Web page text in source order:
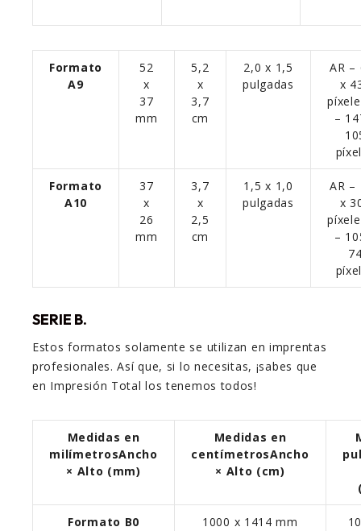
Formato
A9
52
x
37
mm
5,2
x
3,7
cm
2,0 x 1,5
pulgadas
AR –
x
–
Formato
A10
37
x
26
mm
3,7
x
2,5
cm
1,5 x 1,0
pulgadas
AR –
x
–
SERIE B.
Estos formatos solamente se utilizan en imprentas
profesionales. Así que, si lo necesitas, ¡sabes que
en Impresión Total los tenemos todos!
Medidas en
milímetrosAncho
× Alto (mm)
Medidas en
centímetrosAncho
× Alto (cm)
Formato B0 1000 x 1414 mm